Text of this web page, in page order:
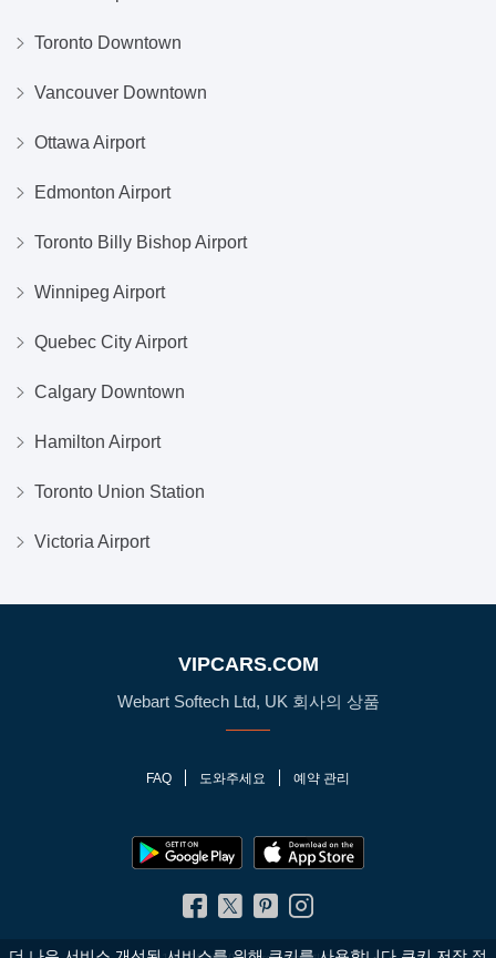
Toronto Downtown
Vancouver Downtown
Ottawa Airport
Edmonton Airport
Toronto Billy Bishop Airport
Winnipeg Airport
Quebec City Airport
Calgary Downtown
Hamilton Airport
Toronto Union Station
Victoria Airport
VIPCARS.COM
Webart Softech Ltd, UK 회사의 상품
FAQ 도와주세요 예약 관리